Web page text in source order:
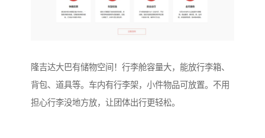
隆吉达大巴有储物空间！行李舱容量大，能放行李箱、
背包、道具等。车内有行李架，小件物品可放置。不用
担心行李没地方放，让团体出行更轻松。